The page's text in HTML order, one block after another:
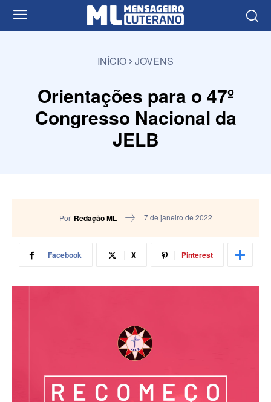
INÍCIO JOVENS
Orientações para o 47º
Congresso Nacional da
JELB
Por Redação ML 7 de janeiro de 2022
Facebook X Pinterest